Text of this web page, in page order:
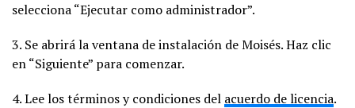
selecciona “Ejecutar como administrador”.
3. Se abrirá la ventana de instalación de Moisés. Haz clic
en “Siguiente” para comenzar.
4. Lee los términos y condiciones del acuerdo de licencia.